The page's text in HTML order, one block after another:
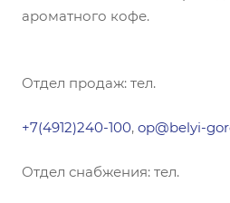
ароматного кофе.
Отдел продаж: тел.
+7(4912)240-100, op@belyi-
Отдел снабжения: тел.